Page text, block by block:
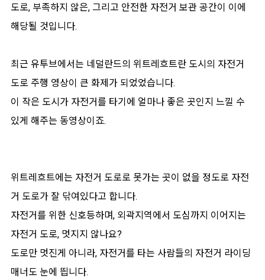
도로, 부족하지 않은, 그리고 안전한 자전거 보관 공간이 이에
해당될 것입니다.
최근 유투브에서는 네덜란드의 위트레흐트란 도시의 자전거
도로 주행 영상이 큰 화제가 되었었습니다.
이 작은 도시가 자전거를 타기에 얼마나 좋은 곳인지 느낄 수
있게 해주는 동영상이죠.
위트레흐트에는 자전거 도로로 못가는 곳이 없을 정도로 자전
거 도로가 잘 닦여있다고 합니다.
자전거를 위한 신호등하며, 외곽지역에서 도심까지 이어지는
자전거 도로, 멋지지 않나요?
도로만 멋진게 아니라, 자전거를 타는 사람들의 자전거 라이딩
매너도 눈에 띕니다.